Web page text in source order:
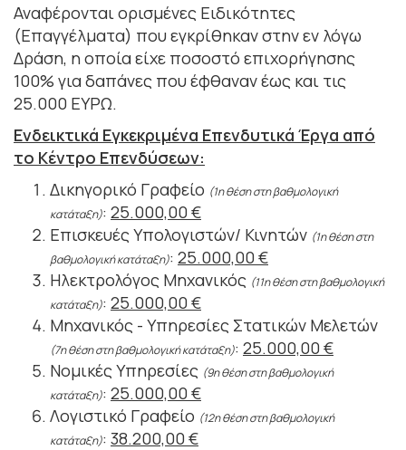
Αναφέρονται ορισμένες Ειδικότητες
(Επαγγέλματα) που εγκρίθηκαν στην εν λόγω
Δράση, η οποία είχε ποσοστό επιχορήγησης
100% για δαπάνες που έφθαναν έως και τις
25.000 ΕΥΡΩ.
Ενδεικτικά Εγκεκριμένα Επενδυτικά Έργα από
το Κέντρο Επενδύσεων:
Δικηγορικό Γραφείο (1η θέση στη βαθμολογική
κατάταξη): 25.000,00 €
Επισκευές Υπολογιστών/ Κινητών (1ηθέση στη
βαθμολογική κατάταξη): 25.000,00 €
Ηλεκτρολόγος Μηχανικός (11η θέση στη βαθμολογική
κατάταξη): 25.000,00 €
Μηχανικός - Υπηρεσίες Στατικών Μελετών
(7ηθέση στη βαθμολογική κατάταξη): 25.000,00 €
Νομικές Υπηρεσίες (9η θέση στη βαθμολογική
κατάταξη): 25.000,00 €
Λογιστικό Γραφείο (12η θέση στη βαθμολογική
κατάταξη): 38.200,00 €